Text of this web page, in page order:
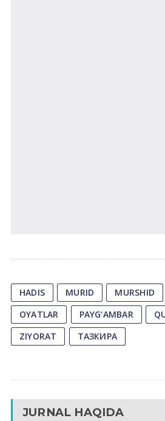
HADIS MURID MURSHID
OYATLAR
PAYG‘AMBAR
ZIYORAT
ТАЗКИРА
JURNAL HAQIDA